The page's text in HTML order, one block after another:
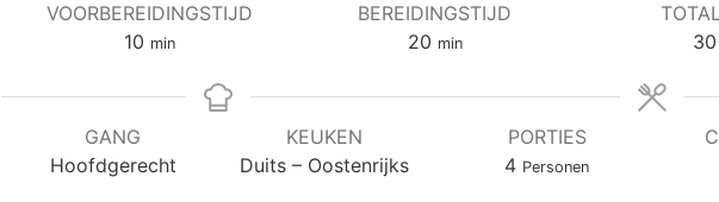
VOORBEREIDINGSTIJD
10 minuten
min
BEREIDINGSTIJD
20minuten
min
30
GANG
Hoofdgerecht
KEUKEN
Duits – Oostenrijks
PORTIES
4 Personen